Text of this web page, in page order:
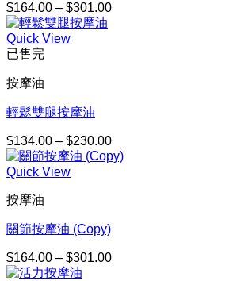
$164.00 – $301.00價
Quick View
已售完
按摩油
輕鬆雙腿按摩油
$134.00 – $230.00價
格
Quick View
按摩油
關節按摩油 (Copy)
$164.00 – $301.00價